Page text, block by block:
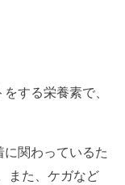
する栄養素で、
関わっているた
また、ケガなど